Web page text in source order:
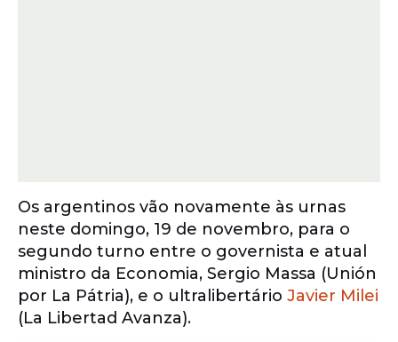
Os argentinos vão novamente às urnas
neste domingo, 19 de novembro, para o
segundo turno entre o governista e atual
ministro da Economia, Sergio Massa (Unión
por La Pátria), e o ultralibertário Javier Milei
(La Libertad Avanza).